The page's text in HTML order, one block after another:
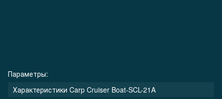
Параметры:
Характеристики Carp Cruiser Boat-SCL-21A